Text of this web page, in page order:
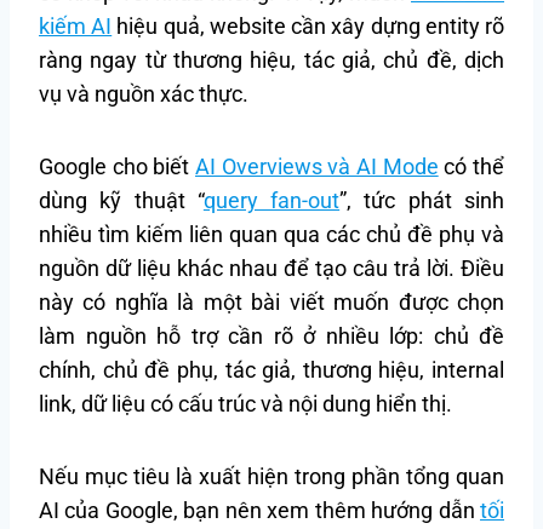
kiếm AI hiệu quả, website cần xây dựng entity rõ
ràng ngay từ thương hiệu, tác giả, chủ đề, dịch
vụ và nguồn xác thực.
Google cho biết AI Overviews và AI Mode có thể
dùng kỹ thuật “query fan-out”, tức phát sinh
nhiều tìm kiếm liên quan qua các chủ đề phụ và
nguồn dữ liệu khác nhau để tạo câu trả lời. Điều
này có nghĩa là một bài viết muốn được chọn
làm nguồn hỗ trợ cần rõ ở nhiều lớp: chủ đề
chính, chủ đề phụ, tác giả, thương hiệu, internal
link, dữ liệu có cấu trúc và nội dung hiển thị.
Nếu mục tiêu là xuất hiện trong phần tổng quan
AI của Google, bạn nên xem thêm hướng dẫn tối